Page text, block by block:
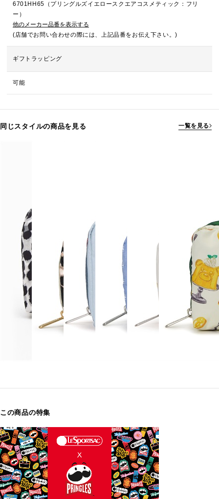
6701HH65（プリングルズイエロースクエアコスメティック：フリ
ー）
他のメーカー品番を表示する
(店舗でお問い合わせの際には、上記品番をお伝え下さい。)
ギフトラッピング
可能
同じスタイルの商品を見る 一覧を見る
この商品の特集